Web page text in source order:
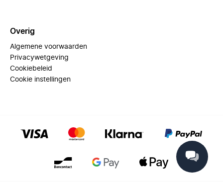
Overig
Algemene voorwaarden
Privacywetgeving
Cookiebeleid
Cookie instellingen